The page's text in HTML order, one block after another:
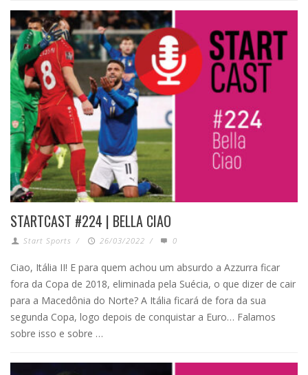
STARTCAST #224 | BELLA CIAO
Start Sports / 26/03/2022 / 0
Ciao, Itália II! E para quem achou um absurdo a Azzurra ficar
fora da Copa de 2018, eliminada pela Suécia, o que dizer de cair
para a Macedônia do Norte? A Itália ficará de fora da sua
segunda Copa, logo depois de conquistar a Euro… Falamos
sobre isso e sobre …